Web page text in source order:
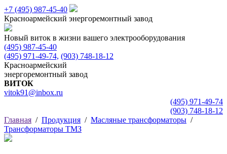
+7 (495) 987-45-40
Красноармейский энергоремонтный завод
Новый виток в жизни вашего электрооборудования
(495) 987-45-40
(495) 971-49-74, (903) 748-18-12
Красноармейский
энергоремонтный завод
ВИТОК
vitok91@inbox.ru
(495) 971-49-74
(903) 748-18-12
Главная / Продукция / Масляные трансформаторы /
Трансформаторы ТМЗ